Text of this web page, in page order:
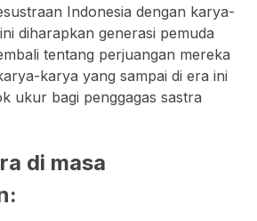
Indonesia dengan karya-
diharapkan generasi pemuda
tentang perjuangan mereka
karya yang sampai di era ini
ukur bagi penggagas sastra
di masa